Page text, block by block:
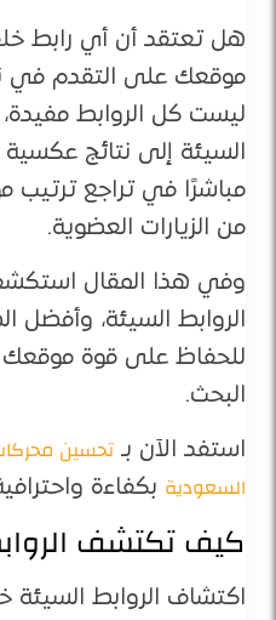
هل تعتقد أن أي رابط
موقعك على التقدم في
ليست كل الروابط
السيئة إلى نتائج عكسية
مباشرًا في تراجع ترتيب
من الزيارات العضوية.
وفي هذا المقال
الروابط السيئة، وأفضل
للحفاظ على قوة موقعك
البحث.
استفد الآن بـ تحسين
السعودية بكفاءة
كيف تكتشف
اكتشاف الروابط